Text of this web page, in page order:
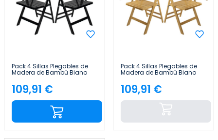
Pack 4 Sillas Plegables de
Madera de Bambú Biano
Precio
109,91 €
Pack 4 Sillas Plegables de
Madera de Bambú Biano
Precio
109,91 €